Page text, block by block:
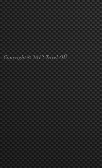
Copyright © 2012 Trixel OÜ